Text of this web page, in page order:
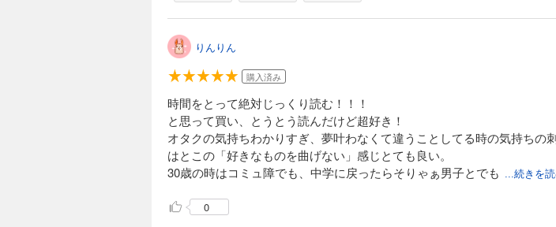
りんりん
購入済み
時間をとって絶対じっくり読む！！！
と思って買い、とうとう読んだけど超好き！
オタクの気持ちわかりすぎ、夢叶わなくて違うことしてる時の気持ちの
はとこの「好きなものを曲げない」感じとても良い。
30歳の時はコミュ障でも、中学に戻ったらそりゃぁ男子とでも ...続きを
0